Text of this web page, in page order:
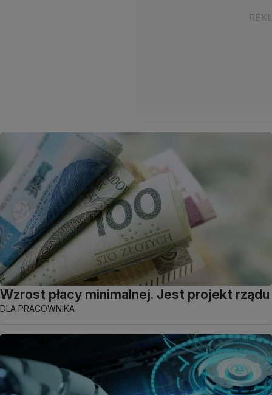
Wzrost płacy minimalnej. Jest projekt rządu
DLA PRACOWNIKA